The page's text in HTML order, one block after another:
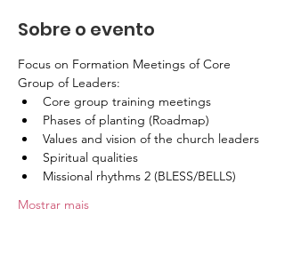
Sobre o evento
Focus on Formation Meetings of Core
Group of Leaders:
Core group training meetings
Phases of planting (Roadmap)
Values and vision of the church leaders
Spiritual qualities
Missional rhythms 2 (BLESS/BELLS)
Mostrar mais